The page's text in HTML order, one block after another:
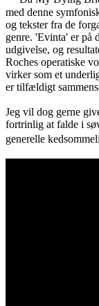
med denne
og tekster fra de
genre. 'Evinta' er på
udgivelse, og
Roches operatiske
virker som et
er tilfældigt
Jeg vil dog gerne
fortrinlig at falde i
generelle